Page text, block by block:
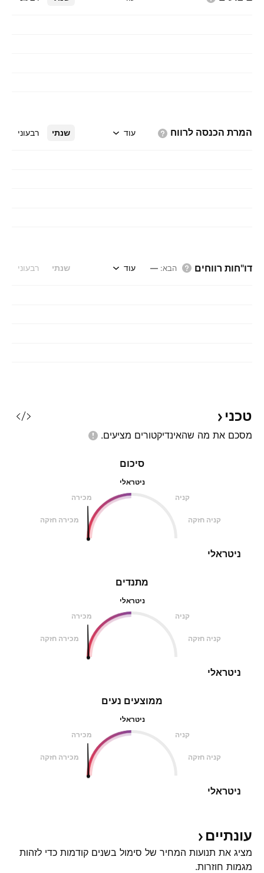
המרת הכנסה לרווח שנתי רבעוני עוד
דו"חות רווחים הבא:
— שנתי רבעוני עוד
טכני
מסכם את מה שהאינדיקטורים מציעים.
מתנדים
ניטראלי
מכירה
קניה
מכירה חזקה קניה חזקה
ניטראלי
סיכום
ניטראלי
מכירה
קניה
מכירה חזקה קניה חזקה
ניטראלי
ממוצעים נעים
ניטראלי
מכירה
קניה
מכירה חזקה קניה חזקה
ניטראלי
עונתיים
מציג את תנועות המחיר של סימול בשנים קודמות כדי לזהות
מגמות חוזרות.